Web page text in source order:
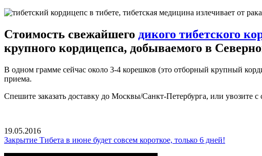
Стоимость свежайшего дикого тибетского
крупного кордицепса, добываемого в
В одном грамме сейчас около 3-4 корешков (это отборный крупный
приема.
Спешите заказать доставку до Москвы/Санкт-Петербурга, или увозите с
19.05.2016
Закрытие Тибета в июне будет совсем короткое, только 6 дней!